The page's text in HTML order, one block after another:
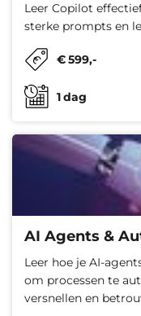
Leer Copilot
sterke prompts en
€599,-
1dag
AI Agents &
Leer hoe je AI-
om processen te
versnellen en